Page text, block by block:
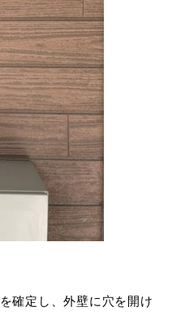
確定し、外壁に穴を開け